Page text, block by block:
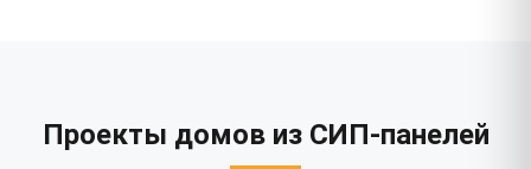
Проекты домов из СИП-панелей